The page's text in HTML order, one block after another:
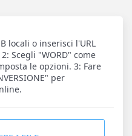
locali o inserisci l'URL
Scegli "WORD" come
le opzioni. 3: Fare
per